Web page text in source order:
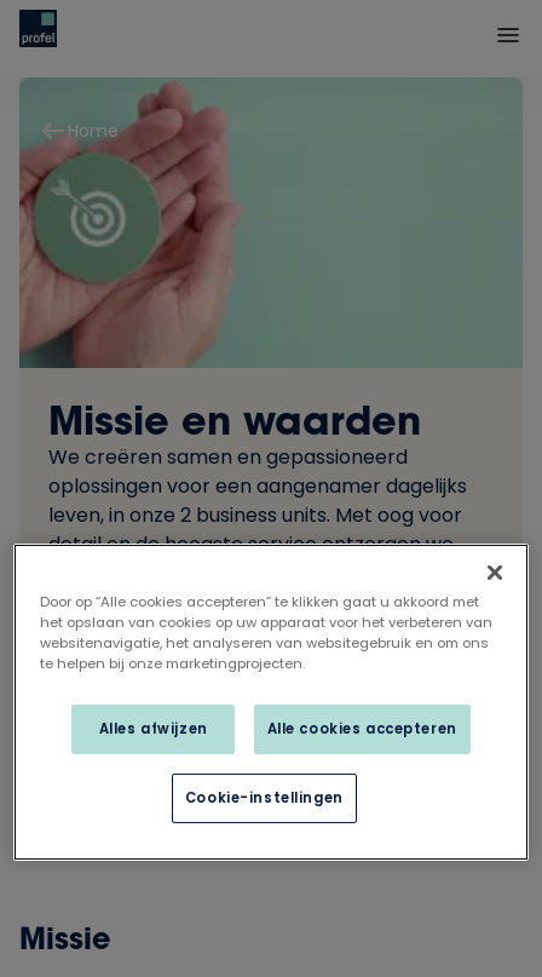
Home
Missie en waarden
We creëren samen en gepassioneerd
oplossingen voor een aangenamer dagelijks
leven, in onze 2 business units. Met oog voor
detail en de hoogste service ontzorgen we
zowel de professionele klant als de consument
met onze vakkennis en ervaring. Voor een
optimaal evenwicht tussen mens, milieu en
maatschappij koppelen we duurzaamheid en
uitmuntende relaties. Een partnership met
zowel medewerkers als externe contacten
maakt samenwerken met de Profel Group
buitengewoon aangenaam.
Missie
Door op “Alle cookies accepteren” te klikken gaat u akkoord met
het opslaan van cookies op uw apparaat voor het verbeteren van
websitenavigatie, het analyseren van websitegebruik en om ons
te helpen bij onze marketingprojecten.
Alles afwijzen Alle cookies accepteren
Cookie-instellingen